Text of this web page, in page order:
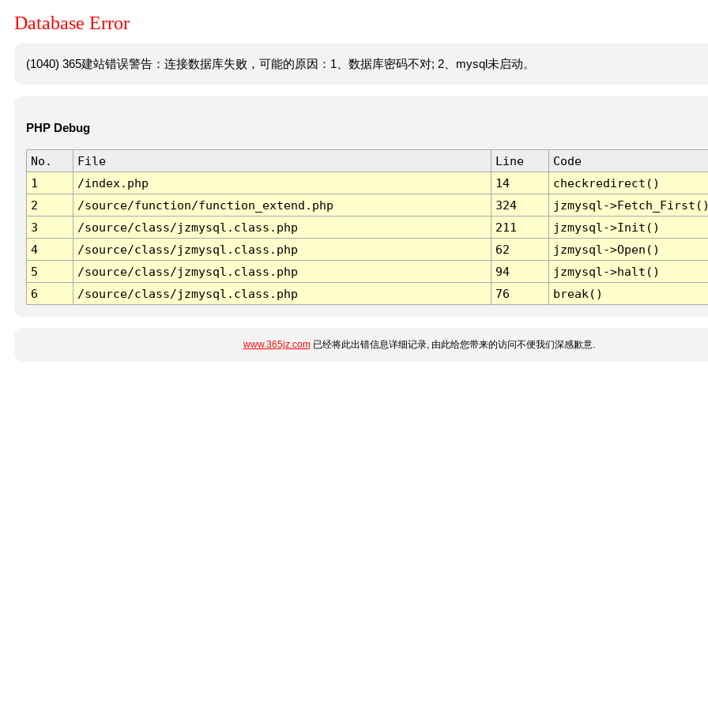
Database Error
(1040) 365建站错误警告：连接数据库失败，可能的原因：1、数据库密码不对; 2、mysql未启动。
PHP Debug
No. File Line
Code
1
/index.php 14
checkredirect()
2
/source/function/function_extend.php 324
jzmysql-
3
/source/class/jzmysql.class.php 211
jzmysql->Init()
4
/source/class/jzmysql.class.php 62
jzmysql->Open()
5
/source/class/jzmysql.class.php 94
jzmysql->halt()
6
/source/class/jzmysql.class.php 76 break()
www.365jz.com已经将此出错信息详细记录, 由此给您带来的访问不便我们深感歉意.